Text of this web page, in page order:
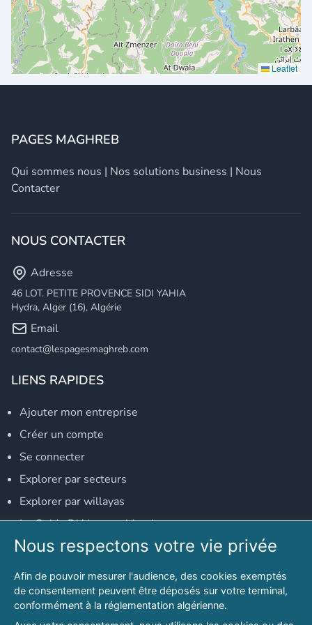
Leaflet
PAGES MAGHREB
Qui sommes nous | Nos solutions business | Nous
Contacter
NOUS CONTACTER
Adresse
46 LOT. PETITE PROVENCE SIDI YAHIA
Hydra, Alger (16), Algérie
Email
contact@lespagesmaghreb.com
LIENS RAPIDES
Ajouter mon entreprise
Créer un compte
Se connecter
Explorer par secteurs
Explorer par willayas
Le Guide D'Alger, guide-alger.com
NOS RÉSEAUX SOCIAUX
Notre page Facebook
Notre page LinkedIn
Nous respectons votre vie privée
Afin de pouvoir mesurer l'audience, des cookies exemptés
de consentement peuvent être déposés sur votre terminal,
conformément à la réglementation algérienne.